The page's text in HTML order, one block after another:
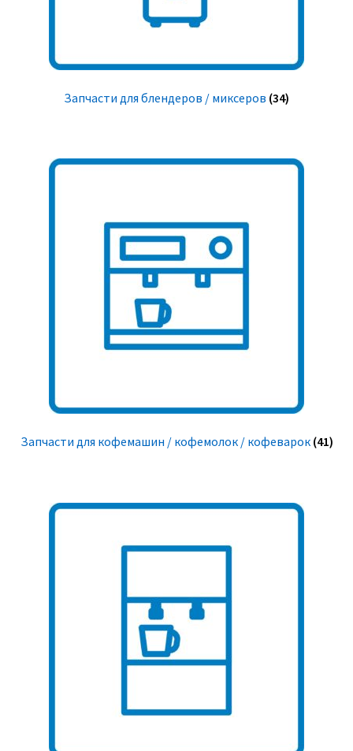
Запчасти для блендеров / миксеров (34)
Запчасти для кофемашин / кофемолок / кофеварок (41)